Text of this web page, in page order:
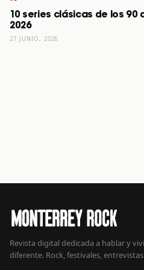
10 series clásicas de los 90
2026
27 JUNIO, 2026
Revista digital dedicada a hablar y
diferente. Rock, festivales,